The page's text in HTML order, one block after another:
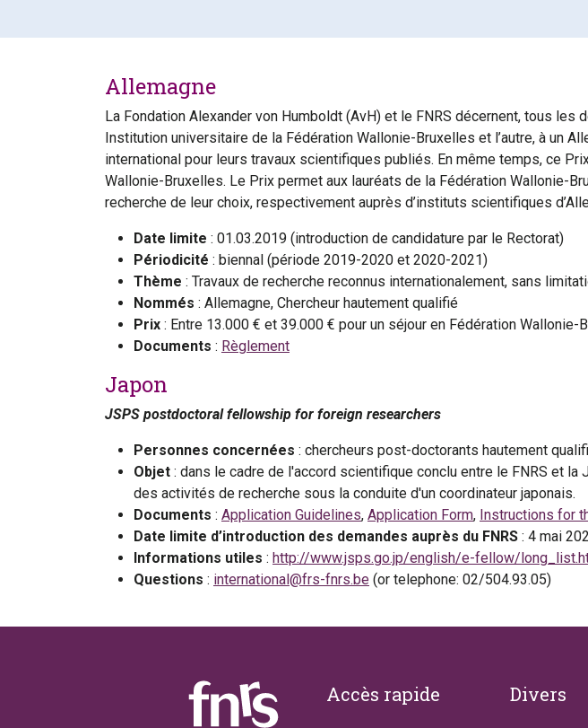
Allemagne
La Fondation Alexander von Humboldt (AvH) et le FNRS décernent, tous les
Institution universitaire de la Fédération Wallonie-Bruxelles et l’autre, à un
international pour leurs travaux scientifiques publiés. En même temps, ce
Wallonie-Bruxelles. Le Prix permet aux lauréats de la Fédération Wallonie-
recherche de leur choix, respectivement auprès d’instituts scientifiques
Date limite : 01.03.2019 (introduction de candidature par le Rectorat)
Périodicité : biennal (période 2019-2020 et 2020-2021)
Thème : Travaux de recherche reconnus internationalement, sans
Nommés : Allemagne, Chercheur hautement qualifié
Prix : Entre 13.000 € et 39.000 € pour un séjour en Fédération Wallonie-
Documents : Règlement
Japon
JSPS postdoctoral fellowship for foreign researchers
Personnes concernées : chercheurs post-doctorants hautement
Objet : dans le cadre de l'accord scientifique conclu entre le FNRS et
des activités de recherche sous la conduite d'un coordinateur japonais.
Documents : Application Guidelines, Application Form, Instructions for
Date limite d’introduction des demandes auprès du FNRS : 4 mai
Informations utiles : http://www.jsps.go.jp/english/e-fellow/
Questions : international@frs-fnrs.be (or telephone: 02/504.93.05)
Footer
Accès rapide Divers